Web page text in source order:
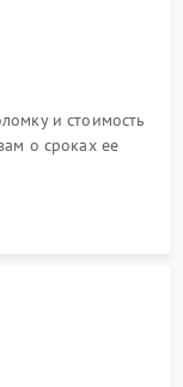
и стоимость
о сроках ее